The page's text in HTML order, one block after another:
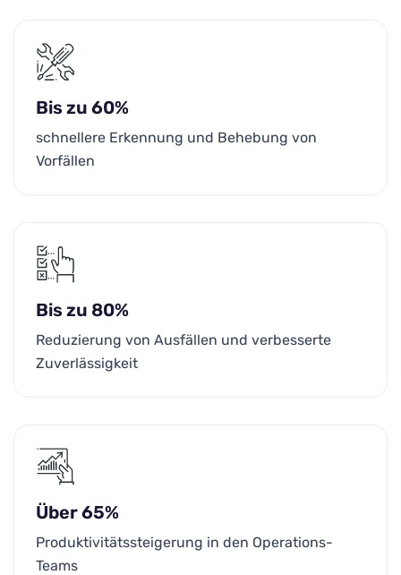
Bis zu 60%
schnellere Erkennung und Behebung von
Vorfällen
Bis zu 80%
Reduzierung von Ausfällen und verbesserte
Zuverlässigkeit
Über 65%
Produktivitätssteigerung in den Operations-
Teams